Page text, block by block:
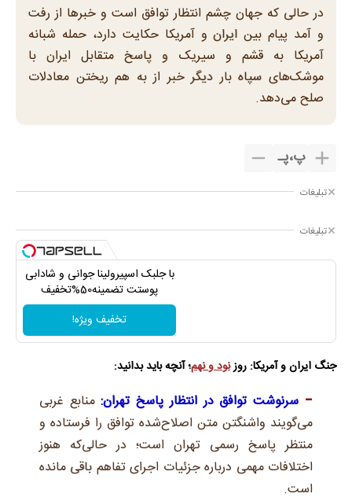
در حالی که جهان چشم انتظار توافق است و خبرها از رفت
و آمد پیام بین ایران و آمریکا حکایت دارد، حمله شبانه
آمریکا به قشم و سیریک و پاسخ متقابل ایران با
موشک‌های سپاه بار دیگر خبر از به هم ریختن معادلات
صلح می‌دهد.
پ،پـ
تبلیغات
تبلیغات
با جلبک اسپیرولینا جوانی و شادابی
پوستت تضمینه50%تخفیف
تخفیف ویژه!
جنگ ایران و آمریکا: روزنود و نهم؛ آنچه باید بدانید:
سرنوشت توافق در انتظار پاسخ تهران:منابع غربی
می‌گویند واشنگتن متن اصلاح‌شده توافق را فرستاده و
منتظر پاسخ رسمی تهران است؛ در حالی‌که هنوز
اختلافات مهمی درباره جزئیات اجرای تفاهم باقی مانده
است.